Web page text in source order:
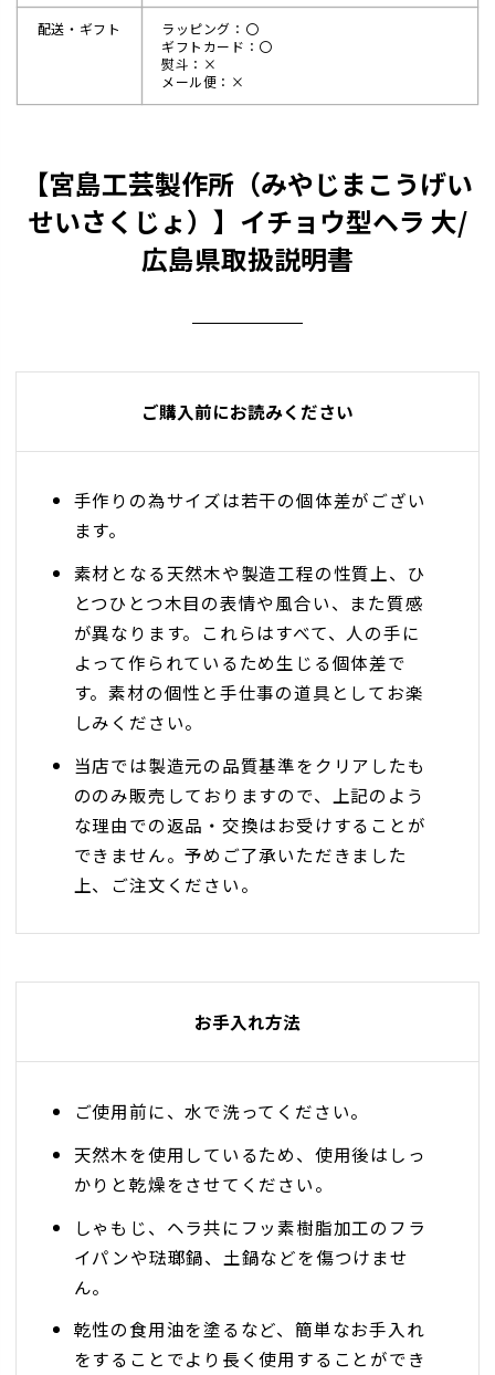
配送・ギフト
ラッピング：〇
ギフトカード：〇
熨斗：×
メール便：×
【宮島工芸製作所（みやじまこうげい
せいさくじょ）】イチョウ型ヘラ 大/
広島県取扱説明書
ご購入前にお読みください
手作りの為サイズは若干の個体差がござい
ます。
素材となる天然木や製造工程の性質上、ひ
とつひとつ木目の表情や風合い、また質感
が異なります。これらはすべて、人の手に
よって作られているため生じる個体差で
す。素材の個性と手仕事の道具としてお楽
しみください。
当店では製造元の品質基準をクリアしたも
ののみ販売しておりますので、上記のよう
な理由での返品・交換はお受けすることが
できません。予めご了承いただきました
上、ご注文ください。
お手入れ方法
ご使用前に、水で洗ってください。
天然木を使用しているため、使用後はしっ
かりと乾燥をさせてください。
しゃもじ、ヘラ共にフッ素樹脂加工のフラ
イパンや琺瑯鍋、土鍋などを傷つけませ
ん。
乾性の食用油を塗るなど、簡単なお手入れ
をすることでより長く使用することができ